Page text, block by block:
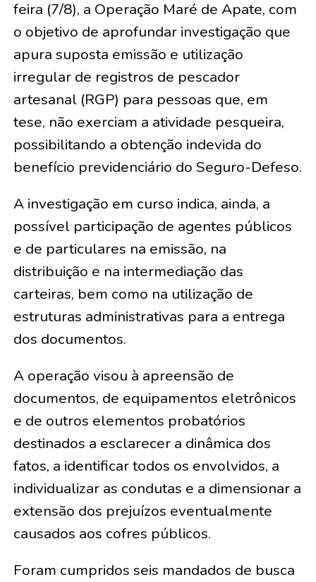
feira (7/8), a Operação Maré de Apate, com
o objetivo de aprofundar investigação que
apura suposta emissão e utilização
irregular de registros de pescador
artesanal (RGP) para pessoas que, em
tese, não exerciam a atividade pesqueira,
possibilitando a obtenção indevida do
benefício previdenciário do Seguro-Defeso.
A investigação em curso indica, ainda, a
possível participação de agentes públicos
e de particulares na emissão, na
distribuição e na intermediação das
carteiras, bem como na utilização de
estruturas administrativas para a entrega
dos documentos.
A operação visou à apreensão de
documentos, de equipamentos eletrônicos
e de outros elementos probatórios
destinados a esclarecer a dinâmica dos
fatos, a identificar todos os envolvidos, a
individualizar as condutas e a dimensionar a
extensão dos prejuízos eventualmente
causados aos cofres públicos.
Foram cumpridos seis mandados de busca